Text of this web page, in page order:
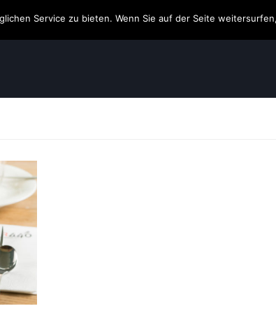
Service zu bieten. Wenn Sie auf der Seite